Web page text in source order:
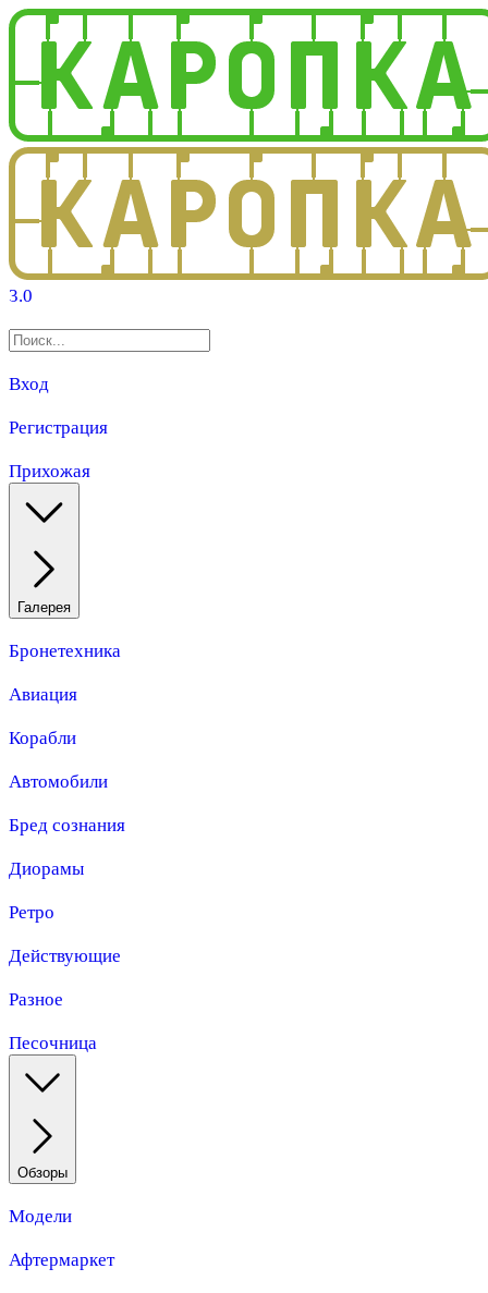
3.0
Вход
Регистрация
Прихожая
Галерея
Бронетехника
Авиация
Корабли
Автомобили
Бред сознания
Диорамы
Ретро
Действующие
Разное
Песочница
Обзоры
Модели
Афтермаркет